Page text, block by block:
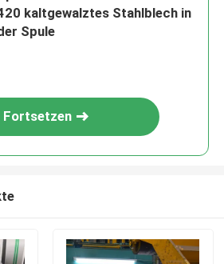
kaltgewalztes Stahlblech in
Spule
Fortsetzen